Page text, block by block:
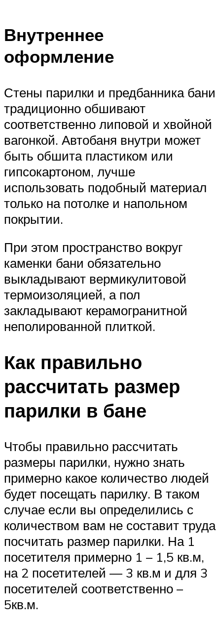
Внутреннее
оформление
Стены парилки и предбанника бани
традиционно обшивают
соответственно липовой и хвойной
вагонкой. Автобаня внутри может
быть обшита пластиком или
гипсокартоном, лучше
использовать подобный материал
только на потолке и напольном
покрытии.
При этом пространство вокруг
каменки бани обязательно
выкладывают вермикулитовой
термоизоляцией, а пол
закладывают керамогранитной
неполированной плиткой.
Как правильно
рассчитать размер
парилки в бане
Чтобы правильно рассчитать
размеры парилки, нужно знать
примерно какое количество людей
будет посещать парилку. В таком
случае если вы определились с
количеством вам не составит труда
посчитать размер парилки. На 1
посетителя примерно 1 – 1,5 кв.м,
на 2 посетителей — 3 кв.м и для 3
посетителей соответственно –
5кв.м.